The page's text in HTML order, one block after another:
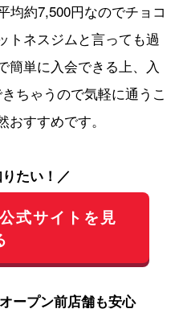
均約7,500円なのでチョコ
トネスジムと言っても過
簡単に入会できる上、入
ちゃうので気軽に通うこ
すすめです。
たい！／
式サイトを見
オープン前店舗も安心